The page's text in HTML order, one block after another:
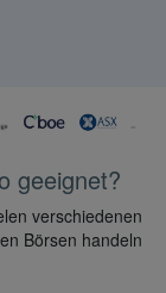
geeignet?
verschiedenen
Börsen handeln